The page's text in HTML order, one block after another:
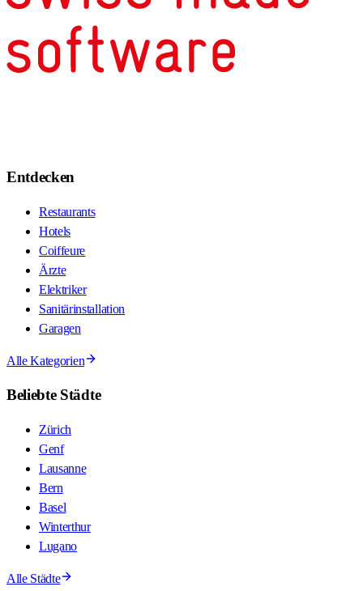
Entdecken
Restaurants
Hotels
Coiffeure
Ärzte
Elektriker
Sanitärinstallation
Garagen
Alle Kategorien
Beliebte Städte
Zürich
Genf
Lausanne
Bern
Basel
Winterthur
Lugano
Alle Städte